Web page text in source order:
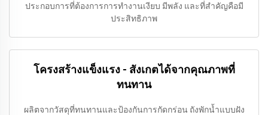
ประกอบการที่ต้องการการทำงานเงียบ มีพลัง และที่สำคัญคือมี
ประสิทธิภาพ
โครงสร้างแข็งแรง - สังเกตได้จากคุณภาพที่
ทนทาน
ผลิตจากวัสดุที่ทนทานและป้องกันการกัดกร่อน ถังพักน้ำแบบฝัง